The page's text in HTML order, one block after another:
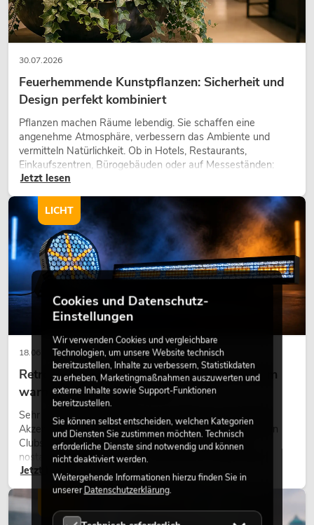
30.07.2026
Feuerhemmende Kunstpflanzen: Sicherheit und
Design perfekt kombiniert
Pflanzen machen Räume lebendig. Sie schaffen eine
angenehme Atmosphäre, verbessern das Ambiente und
vermitteln Natürlichkeit. Ob in Hotels, Restaurants,
Einkaufszentren, Bürogebäuden oder auf Messeständen:
eine hochwertige Begrünung gehört heute längst zum
modernen Raumkonzept.
Jetzt lesen
18.06.2026
Retro-Licht im modernen Lichtdesign: Warum
warmes Licht wieder wirkt
Sehr warmes Licht, sichtbare Leuchtflächen und farbige
Akzente prägen viele aktuelle Lichtdesigns auf Bühnen, in
Clubs und bei Events. Retro-Licht ist dabei kein rein
nostalgischer Effekt, sondern ein bewusst eingesetztes
Gestaltungsmittel: Es schafft Atmosphäre, gibt Szenen
Charakter und kann technische LED-Setups emotionaler
wirken lassen.
Jetzt lesen
LICHT
Cookies und Datenschutz-
Einstellungen
Wir verwenden Cookies und vergleichbare
Technologien, um unsere Website technisch
bereitzustellen, Inhalte zu verbessern, Statistikdaten
zu erheben, Marketingmaßnahmen auszuwerten und
externe Inhalte sowie Support-Funktionen
bereitzustellen.
Sie können selbst entscheiden, welchen Kategorien
und Diensten Sie zustimmen möchten. Technisch
erforderliche Dienste sind notwendig und können
nicht deaktiviert werden.
Weitergehende Informationen hierzu finden Sie in
unsererDatenschutzerklärung.